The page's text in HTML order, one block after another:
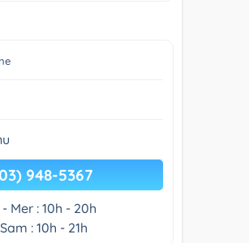
948-5367
Mer : 10h - 20h
: 10h - 21h